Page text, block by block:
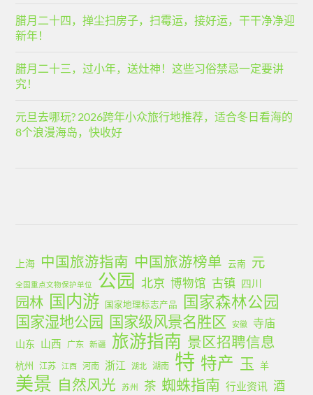
腊月二十四，掸尘扫房子，扫霉运，接好运，干干净净迎
新年！
腊月二十三，过小年，送灶神！这些习俗禁忌一定要讲
究！
元旦去哪玩? 2026跨年小众旅行地推荐，适合冬日看海的
8个浪漫海岛，快收好
上海 中国旅游指南 中国旅游榜单 云南 元
全国重点文物保护单位 公园 北京 博物馆 古镇 四川
园林 国内游 国家地理标志产品 国家森林公园
国家湿地公园 国家级风景名胜区 安徽 寺庙
山东 山西 广东 新疆 旅游指南 景区招聘信息
杭州 江苏 江西 河南 浙江 湖北 湖南 特 特产 玉 羊
美景 自然风光 苏州 茶 蜘蛛指南 行业资讯 酒